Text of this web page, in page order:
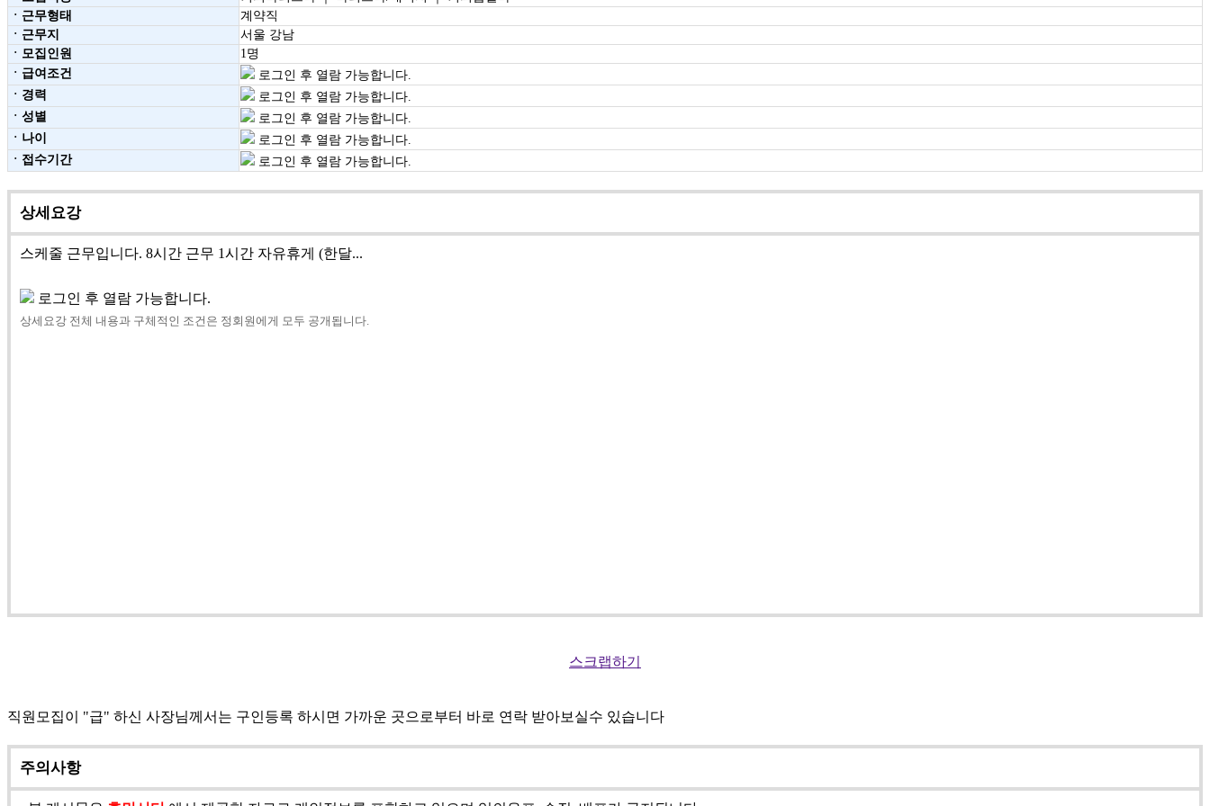
ㆍ근무형태
계약직
ㆍ근무지
서울 강남
ㆍ모집인원
1명
ㆍ급여조건
로그인 후 열람 가능합니다.
ㆍ경력
로그인 후 열람 가능합니다.
ㆍ성별
로그인 후 열람 가능합니다.
ㆍ나이
로그인 후 열람 가능합니다.
ㆍ접수기간
로그인 후 열람 가능합니다.
상세요강
스케줄 근무입니다. 8시간 근무 1시간 자유휴게 (한달...
로그인 후 열람 가능합니다.
상세요강 전체 내용과 구체적인 조건은 정회원에게 모두 공개됩니다.
스크랩하기
직원모집이 "급" 하신 사장님께서는 구인등록 하시면 가까운 곳으로부터 바로 연락 받아보실수 있습니다
주의사항